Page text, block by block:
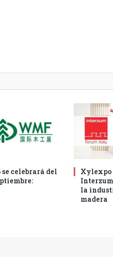
se celebrará del
Xylexpo
la
madera